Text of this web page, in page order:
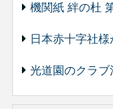
機関紙 絆の杜
日本赤十字社様
光道園のクラブ